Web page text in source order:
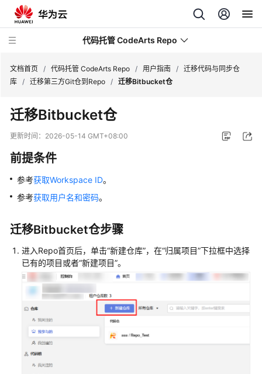
代码托管 CodeArts Repo
最
新
动
务
公
产
品
介
绍
文档首页 / 代码托管 CodeArts Repo / 用户指南 / 迁移代码与同步仓
库 / 迁移第三方Git仓到Repo / 迁移Bitbucket仓
迁移Bitbucket仓
更新时间： 2026-05-14 GMT+08:00
前提条件
参考获取Workspace ID。
参考获取用户名和密码。
迁移Bitbucket仓步骤
进入Repo首页后，单击“新建仓库”，在“归属项目”下拉框中选择
已有的项目或者“新建项目”。